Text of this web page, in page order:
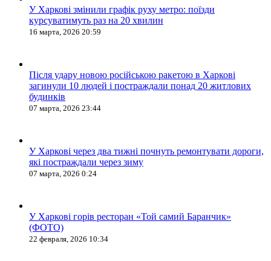
У Харкові змінили графік руху метро: поїзди
курсуватимуть раз на 20 хвилин
16 марта, 2026 20:59
Після удару новою російською ракетою в Харкові
загинули 10 людей і постраждали понад 20 житлових
будинків
07 марта, 2026 23:44
У Харкові через два тижні почнуть ремонтувати дороги,
які постраждали через зиму
07 марта, 2026 0:24
У Харкові горів ресторан «Той самий Баранчик»
(ФОТО)
22 февраля, 2026 10:34